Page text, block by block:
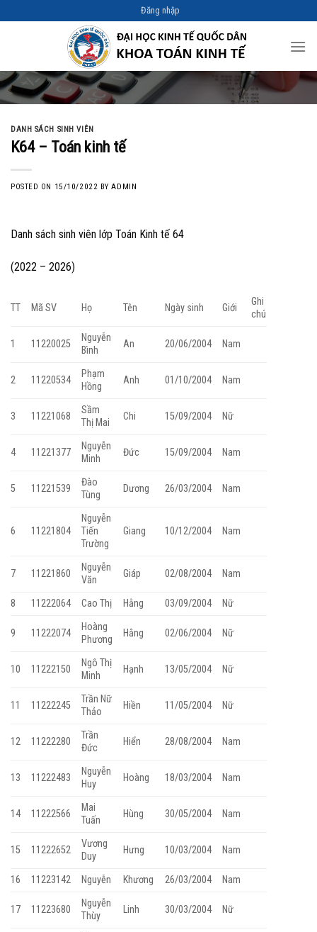
to
Đăng nhập
DANH SÁCH SINH VIÊN
K64 – Toán kinh tế
POSTED ON 15/10/2022 BYADMIN
Danh sách sinh viên lớp Toán Kinh tế 64
(2022 – 2026)
TT Mã SV Họ Tên Ngày sinh Giới
Ghi
chú
1 11220025
Nguyễn
Bình
An 20/06/2004 Nam
2 11220534
Phạm
Hồng
Anh 01/10/2004 Nam
3 11221068
Sầm
Thị Mai
Chi 15/09/2004 Nữ
4 11221377
Nguyễn
Minh
Đức 15/09/2004 Nam
5 11221539
Đào
Tùng
Dương 26/03/2004 Nam
6 11221804
Nguyễn
Tiến
Trường
Giang 10/12/2004 Nam
7 11221860
Nguyễn
Văn
Giáp 02/08/2004 Nam
8 11222064 Cao Thị Hằng 03/09/2004 Nữ
9 11222074
Hoàng
Phương
Hằng 02/06/2004 Nữ
10 11222150
Ngô Thị
Minh
Hạnh 13/05/2004 Nữ
11 11222245
Trần Nữ
Thảo
Hiền 11/05/2004 Nữ
12 11222280
Trần
Đức
Hiển 28/08/2004 Nam
13 11222483
Nguyễn
Huy
Hoàng 18/03/2004 Nam
14 11222566
Mai
Tuấn
Hùng 30/05/2004 Nam
15 11222652
Vương
Duy
Hưng 10/03/2004 Nam
16 11223142 Nguyễn Khương 26/03/2004 Nam
17 11223680
Nguyễn
Thùy
Linh 30/03/2004 Nữ